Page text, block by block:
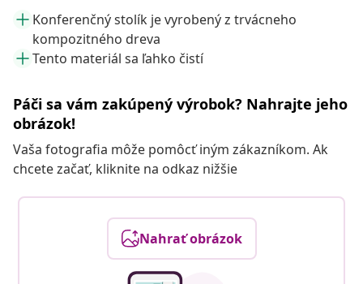
Konferenčný stolík je vyrobený z trvácneho
kompozitného dreva
Tento materiál sa ľahko čistí
Páči sa vám zakúpený výrobok? Nahrajte jeho
obrázok!
Vaša fotografia môže pomôcť iným zákazníkom. Ak
chcete začať, kliknite na odkaz nižšie
Nahrať obrázok